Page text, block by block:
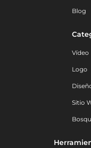
Blog
Vídeo
Logo
Sitio